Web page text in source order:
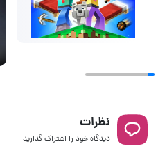
نظرات
دیدگاه خود را اشتراک گذارید